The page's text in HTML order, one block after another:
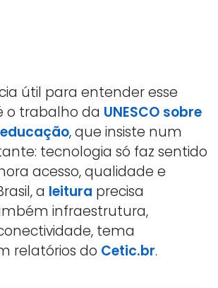
útil para entender esse
o trabalho da UNESCO sobre
, que insiste num
tecnologia só faz sentido
acesso, qualidade e
a leitura precisa
infraestrutura,
tema
relatórios do Cetic.br.